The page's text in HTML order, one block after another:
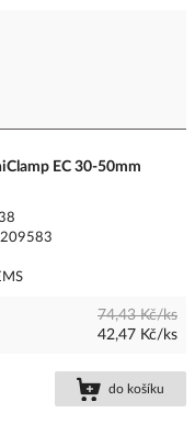
EC 30-50mm
74,43 Kč/ks
42,47 Kč/ks
do košíku